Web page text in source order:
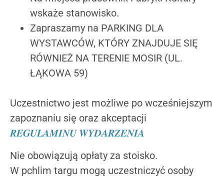
wskaże stanowisko.
Zapraszamy na PARKING DLA
WYSTAWCÓW, KTÓRY ZNAJDUJE SIĘ
RÓWNIEŻ NA TERENIE MOSIR (UL.
ŁĄKOWA 59)
Uczestnictwo jest możliwe po wcześniejszym
zapoznaniu się oraz akceptacji
𝑹𝑬𝑮𝑼𝑳𝑨𝑴𝑰𝑵𝑼 𝑾𝒀𝑫𝑨𝑹𝒁𝑬𝑵𝑰𝑨
Nie obowiązują opłaty za stoisko.
W pchlim targu mogą uczestniczyć osoby